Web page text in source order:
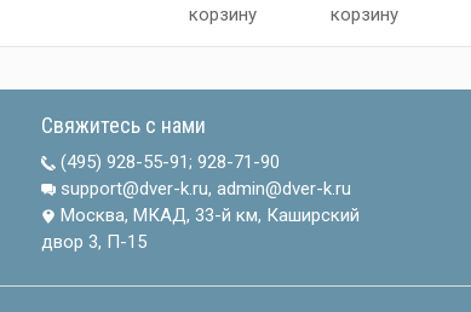
корзину
корзину
Свяжитесь с нами
(495) 928-55-91; 928-71-90
support@dver-k.ru, admin@dver-k.ru
Москва, МКАД, 33-й км, Каширский
двор 3, П-15